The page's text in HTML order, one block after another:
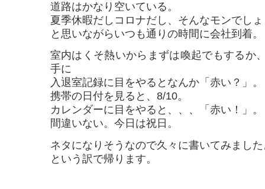
道路はかなり空いている。
夏季休暇だしコロナだし、そんなモンでしょ
と思いながらいつも通りの時間に会社到着。
室内はくそ熱いからまずは喚起でもするか
手に
入退室記録に目をやるとなんか「赤い？」。
携帯の日付を見ると、8/10。
カレンダーに目をやると、、、「赤い！」。
間違いない。今日は祝日。
ネタになりそうなので久々に書いてみまし
という訳で帰ります。